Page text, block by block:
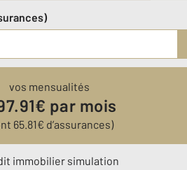
vos mensualités
€ par mois
65.81€ d’assurances)
immobilier simulation